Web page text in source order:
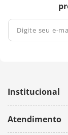
Institucional
Trabalhe Conosco
Atendimento